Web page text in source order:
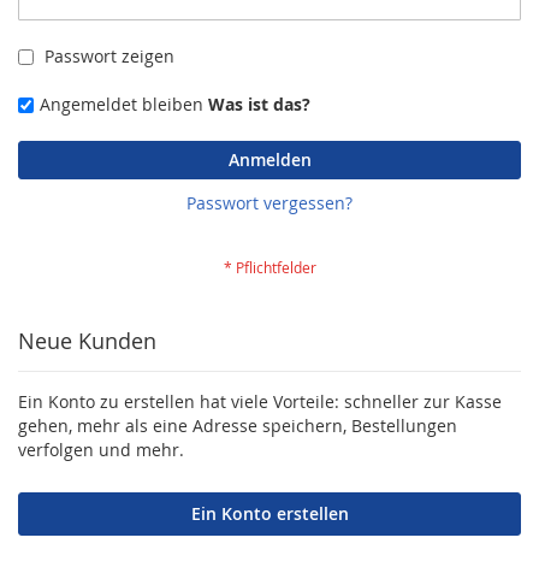
Passwort zeigen
Angemeldet bleiben Was ist das?
Anmelden
Passwort vergessen?
Neue Kunden
Ein Konto zu erstellen hat viele Vorteile: schneller zur Kasse
gehen, mehr als eine Adresse speichern, Bestellungen
verfolgen und mehr.
Ein Konto erstellen